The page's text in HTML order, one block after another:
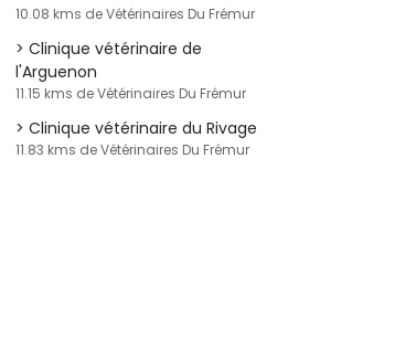
10.08 kms de Vétérinaires Du Frémur
Clinique vétérinaire de
l'Arguenon
11.15 kms de Vétérinaires Du Frémur
Clinique vétérinaire du Rivage
11.83 kms de Vétérinaires Du Frémur